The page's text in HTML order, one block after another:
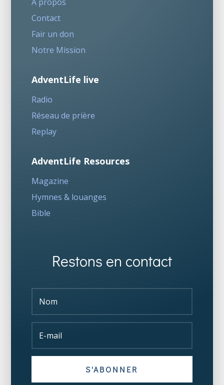
Contact
Fair un don
Notre Mission
AdventLife live
Radio
Réseau de prière
Replay
AdventLife Resources
Magazine
Hymnes & louanges
Bible
Restons en contact
S'ABONNER